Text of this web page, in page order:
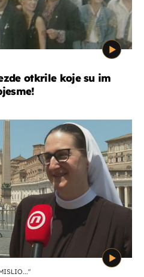
otkrile koje su im